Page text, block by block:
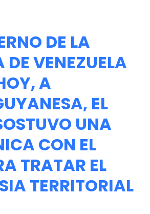
DE LA
VENEZUELA
A
EL
UNA
CON EL
TRATAR EL
TERRITORIAL